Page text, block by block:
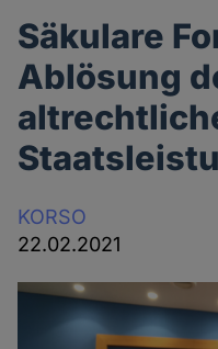
Säkulare
Ablösung
KORSO
22.02.2021